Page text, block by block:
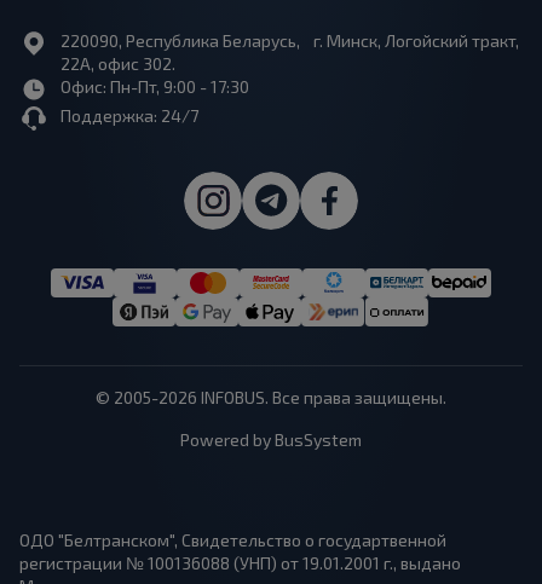
220090, Республика Беларусь, г. Минск, Логойский тракт,
22А, офис 302.
Офис: Пн-Пт, 9:00 - 17:30
Поддержка: 24/7
© 2005-2026 INFOBUS. Все права защищены.
Powered by BusSystem
ОДО "Белтранском", Свидетельство о государтвенной
регистрации № 100136088 (УНП) от 19.01.2001 г., выдано